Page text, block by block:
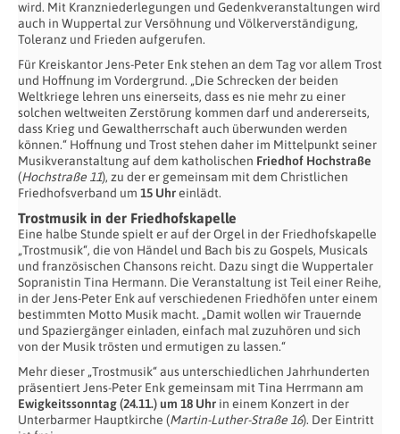
wird. Mit Kranzniederlegungen und Gedenkveranstaltungen wird
auch in Wuppertal zur Versöhnung und Völkerverständigung,
Toleranz und Frieden aufgerufen.
Für Kreiskantor Jens-Peter Enk stehen an dem Tag vor allem Trost
und Hoffnung im Vordergrund. „Die Schrecken der beiden
Weltkriege lehren uns einerseits, dass es nie mehr zu einer
solchen weltweiten Zerstörung kommen darf und andererseits,
dass Krieg und Gewaltherrschaft auch überwunden werden
können.“ Hoffnung und Trost stehen daher im Mittelpunkt seiner
Musikveranstaltung auf dem katholischen Friedhof Hochstraße
(Hochstraße 11), zu der er gemeinsam mit dem Christlichen
Friedhofsverband um 15 Uhreinlädt.
Trostmusik in der Friedhofskapelle
Eine halbe Stunde spielt er auf der Orgel in der Friedhofskapelle
„Trostmusik“, die von Händel und Bach bis zu Gospels, Musicals
und französischen Chansons reicht. Dazu singt die Wuppertaler
Sopranistin Tina Hermann. Die Veranstaltung ist Teil einer Reihe,
in der Jens-Peter Enk auf verschiedenen Friedhöfen unter einem
bestimmten Motto Musik macht. „Damit wollen wir Trauernde
und Spaziergänger einladen, einfach mal zuzuhören und sich
von der Musik trösten und ermutigen zu lassen.“
Mehr dieser „Trostmusik“ aus unterschiedlichen Jahrhunderten
präsentiert Jens-Peter Enk gemeinsam mit Tina Herrmann am
Ewigkeitssonntag (24.11.) um 18 Uhr in einem Konzert in der
Unterbarmer Hauptkirche (Martin-Luther-Straße 16). Der Eintritt